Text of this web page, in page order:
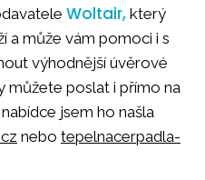
Woltair, který
a může vám pomoci i s
výhodnější úvěrové
můžete poslat i přímo na
jsem ho našla
nebo tepelnacerpadla-